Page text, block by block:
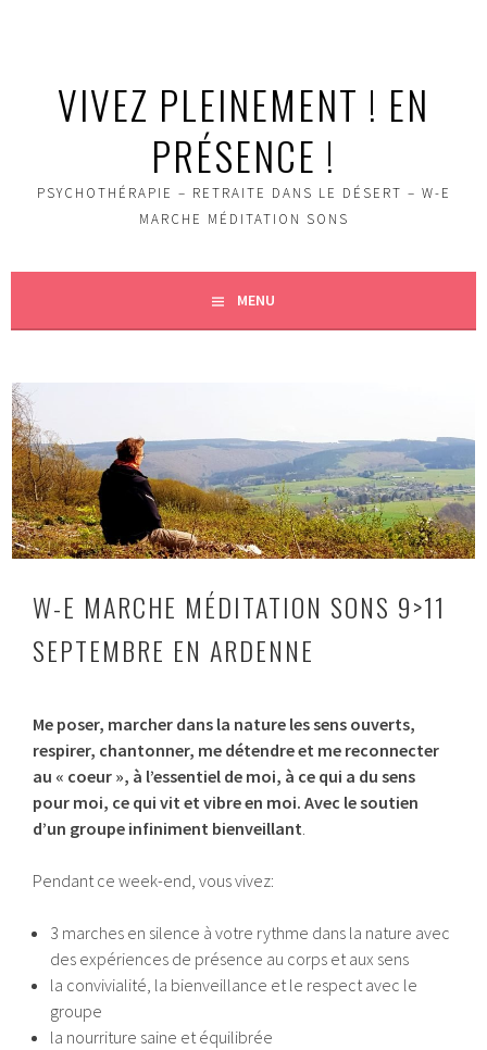
principalVIVEZ PLEINEMENT ! EN
PRÉSENCE !
PSYCHOTHÉRAPIE – RETRAITE DANS LE DÉSERT – W-E
MARCHE MÉDITATION SONS
MENU
W-E MARCHE MÉDITATION SONS 9>11
SEPTEMBRE EN ARDENNE
0
j
i
n
2
2
Me poser, marcher dans la nature les sens ouverts,
respirer, chantonner, me détendre et me reconnecter
au « coeur », à l’essentiel de moi, à ce qui a du sens
pour moi, ce qui vit et vibre en moi. Avec le soutien
d’un groupe infiniment bienveillant.
Pendant ce week-end, vous vivez:
3 marches en silence à votre rythme dans la nature avec
des expériences de présence au corps et aux sens
la convivialité, la bienveillance et le respect avec le
groupe
la nourriture saine et équilibrée